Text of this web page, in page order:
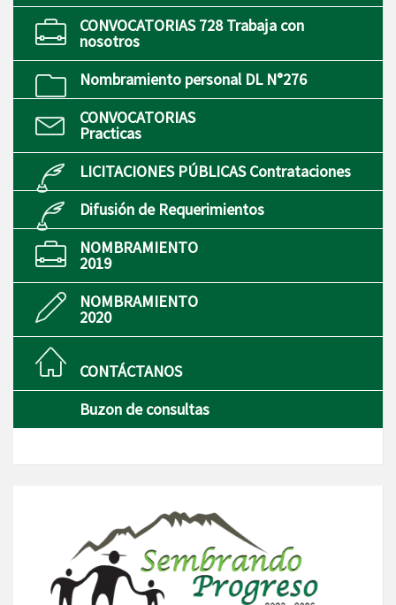
CONVOCATORIAS 728 Trabaja con
nosotros
Nombramiento personal DL N°276
CONVOCATORIAS
Practicas
LICITACIONES PÚBLICAS Contrataciones
Difusión de Requerimientos
NOMBRAMIENTO
2019
NOMBRAMIENTO
2020
CONTÁCTANOS
Buzon de consultas